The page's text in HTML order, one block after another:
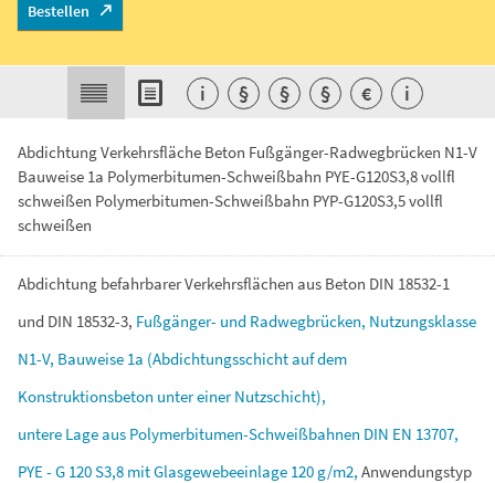
Abdichtung Verkehrsfläche Beton Fußgänger-Radwegbrücken N1-V
Bauweise 1a Polymerbitumen-Schweißbahn PYE-G120S3,8 vollfl
schweißen Polymerbitumen-Schweißbahn PYP-G120S3,5 vollfl
schweißen
Abdichtung befahrbarerVerkehrsflächen aus Beton DIN 18532-1
und DIN 18532-3, Fußgänger- und Radwegbrücken, Nutzungsklasse
N1-V, Bauweise 1a (Abdichtungsschichtaufdem
Konstruktionsbeton untereinerNutzschicht),
untere Lageaus Polymerbitumen-Schweißbahnen DIN EN 13707,
PYE- G 120S3,8 mitGlasgewebeeinlage 120 g/m2, Anwendungstyp
Bestellen
i § § § € i